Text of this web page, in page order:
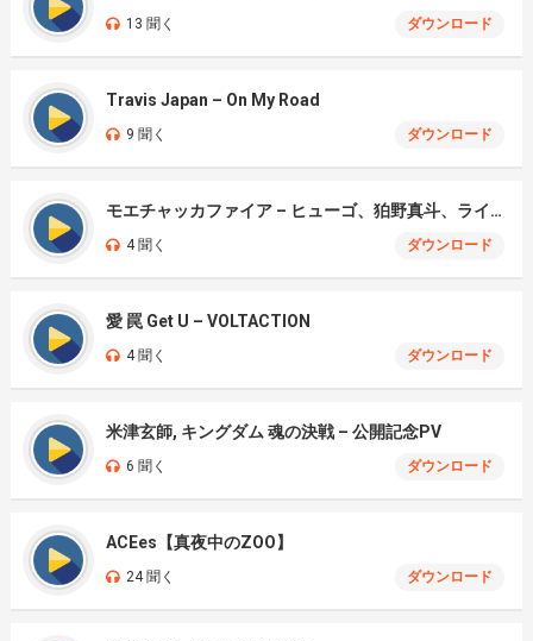
13 聞く ダウンロード
Travis Japan – On My Road
9 聞く ダウンロード
モエチャッカファイア – ヒューゴ、狛野真斗、ライト、セヴェリアン (Cover )
4 聞く ダウンロード
愛 罠 Get U – VOLTACTION
4 聞く ダウンロード
米津玄師, キングダム 魂の決戦 – 公開記念PV
6 聞く ダウンロード
ACEes【真夜中のZOO】
24 聞く ダウンロード